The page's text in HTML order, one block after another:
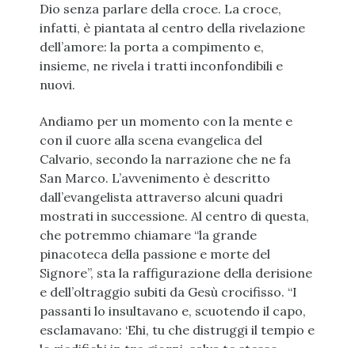
Dio senza parlare della croce. La croce,
infatti, è piantata al centro della rivelazione
dell’amore: la porta a compimento e,
insieme, ne rivela i tratti inconfondibili e
nuovi.
Andiamo per un momento con la mente e
con il cuore alla scena evangelica del
Calvario, secondo la narrazione che ne fa
San Marco. L’avvenimento è descritto
dall’evangelista attraverso alcuni quadri
mostrati in successione. Al centro di questa,
che potremmo chiamare “la grande
pinacoteca della passione e morte del
Signore”, sta la raffigurazione della derisione
e dell’oltraggio subiti da Gesù crocifisso. “I
passanti lo insultavano e, scuotendo il capo,
esclamavano: ‘Ehi, tu che distruggi il tempio e